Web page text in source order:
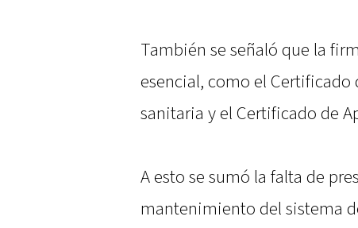
También se señaló que la
esencial, como el
sanitaria y el Certificado de
A esto se sumó la falta de
mantenimiento del sistema